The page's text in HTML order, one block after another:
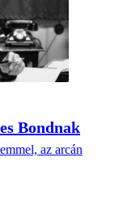
Bondnak
az arcán